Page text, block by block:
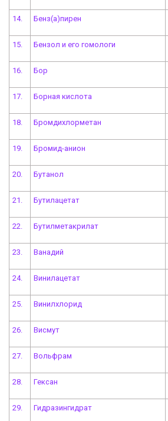
14. Бенз(а)пирен
15. Бензол и его гомологи
16. Бор
17. Борная кислота
18. Бромдихлорметан
19. Бромид-анион
20. Бутанол
21. Бутилацетат
22. Бутилметакрилат
23. Ванадий
24. Винилацетат
25. Винилхлорид
26. Висмут
27. Вольфрам
28. Гексан
29. Гидразингидрат